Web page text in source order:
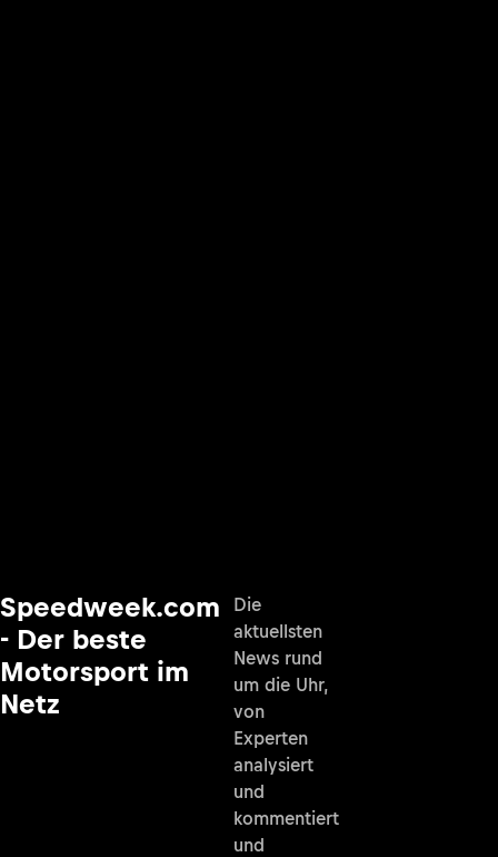
Speedweek.com
- Der beste
Motorsport im
Netz
Die
aktuellsten
News rund
um die Uhr,
von
Experten
analysiert
und
kommentiert
und